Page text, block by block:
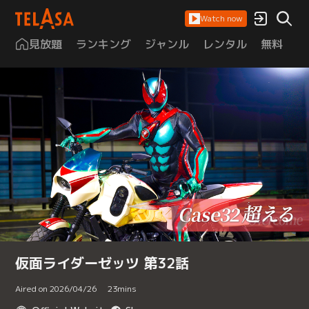
Watch now
見放題 ランキング ジャンル レンタル 無料
仮面ライダーゼッツ 第32話
Aired on 2026/04/26 23mins